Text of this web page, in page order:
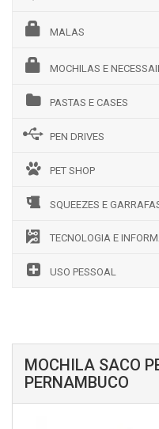
MALAS
MOCHILAS E
PASTAS E CASES
PEN DRIVES
PET SHOP
SQUEEZES E
TECNOLOGIA E
USO PESSOAL
MOCHILA SACO
PERNAMBUCO